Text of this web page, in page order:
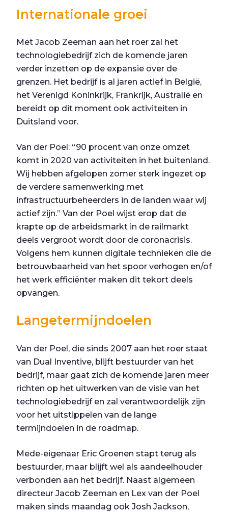
Internationale groei
Met Jacob Zeeman aan het roer zal het
technologiebedrijf zich de komende jaren
verder inzetten op de expansie over de
grenzen. Het bedrijf is al jaren actief in België,
het Verenigd Koninkrijk, Frankrijk, Australië en
bereidt op dit moment ook activiteiten in
Duitsland voor.
Van der Poel: “90 procent van onze omzet
komt in 2020 van activiteiten in het buitenland.
Wij hebben afgelopen zomer sterk ingezet op
de verdere samenwerking met
infrastructuurbeheerders in de landen waar wij
actief zijn.” Van der Poel wijst erop dat de
krapte op de arbeidsmarkt in de railmarkt
deels vergroot wordt door de coronacrisis.
Volgens hem kunnen digitale technieken die de
betrouwbaarheid van het spoor verhogen en/of
het werk efficiënter maken dit tekort deels
opvangen.
Langetermijndoelen
Van der Poel, die sinds 2007 aan het roer staat
van Dual Inventive, blijft bestuurder van het
bedrijf, maar gaat zich de komende jaren meer
richten op het uitwerken van de visie van het
technologiebedrijf en zal verantwoordelijk zijn
voor het uitstippelen van de lange
termijndoelen in de roadmap.
Mede-eigenaar Eric Groenen stapt terug als
bestuurder, maar blijft wel als aandeelhouder
verbonden aan het bedrijf. Naast algemeen
directeur Jacob Zeeman en Lex van der Poel
maken sinds maandag ook Josh Jackson,